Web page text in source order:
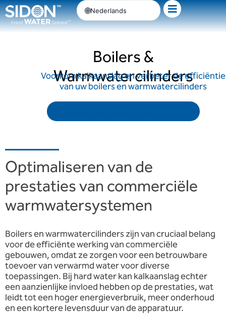
Ga
naar
de
Nederlands
Boilers &
Warmwatercilinders
Voorkom kalkaanslag en verbeter de efficiëntie
van uw boilers en warmwatercilinders
Optimaliseren van de
prestaties van commerciële
warmwatersystemen
Boilers en warmwatercilinders zijn van cruciaal belang
voor de efficiënte werking van commerciële
gebouwen, omdat ze zorgen voor een betrouwbare
toevoer van verwarmd water voor diverse
toepassingen. Bij hard water kan kalkaanslag echter
een aanzienlijke invloed hebben op de prestaties, wat
leidt tot een hoger energieverbruik, meer onderhoud
en een kortere levensduur van de apparatuur.